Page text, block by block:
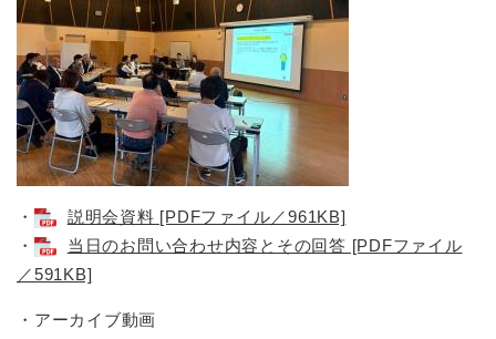
・
説明会資料 [PDFファイル／961KB]
・
当日のお問い合わせ内容とその回答 [PDFファイル
／591KB]
・アーカイブ動画